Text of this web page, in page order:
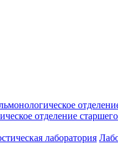
отделение
лаборатория